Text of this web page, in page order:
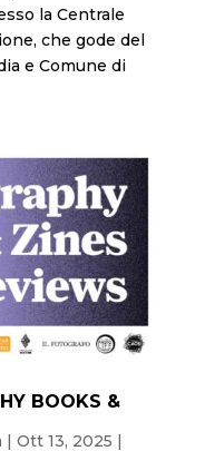
la Centrale
che gode del
e Comune di
BOOKS &
Ott 13, 2025